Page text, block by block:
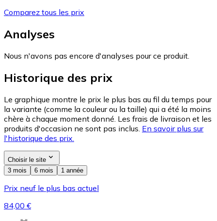
Comparez tous les prix
Analyses
Nous n'avons pas encore d'analyses pour ce produit.
Historique des prix
Le graphique montre le prix le plus bas au fil du temps pour
la variante (comme la couleur ou la taille) qui a été la moins
chère à chaque moment donné. Les frais de livraison et les
produits d'occasion ne sont pas inclus. En savoir plus sur
l'historique des prix.
Choisir le site
3 mois
6 mois 1 année
Prix neuf le plus bas actuel
84,00 €